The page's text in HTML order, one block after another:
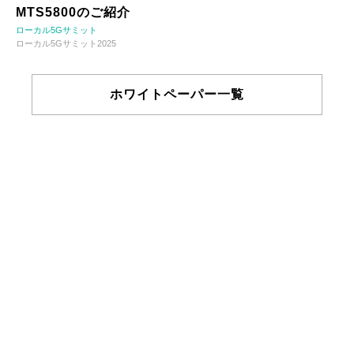
MTS5800のご紹介
ローカル5Gサミット
ローカル5Gサミット2025
ホワイトペーパー一覧